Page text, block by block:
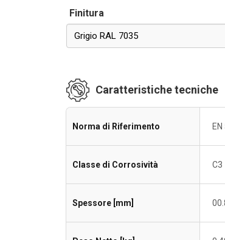
Finitura
Grigio RAL 7035
Caratteristiche tecniche
Norma di Riferimento
Classe di Corrosività C3
Spessore [mm]